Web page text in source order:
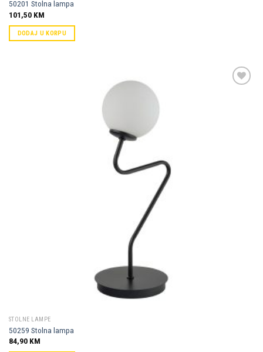
50201 Stolna lampa
101,50 KM
DODAJ U KORPU
STOLNE LAMPE
50259 Stolna lampa
84,90 KM